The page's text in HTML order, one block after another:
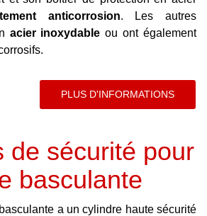
anticorrosion. Les autres
acier inoxydable ou ont également
PLUS D'INFORMATIONS
de sécurité pour
basculante
a un cylindre haute sécurité